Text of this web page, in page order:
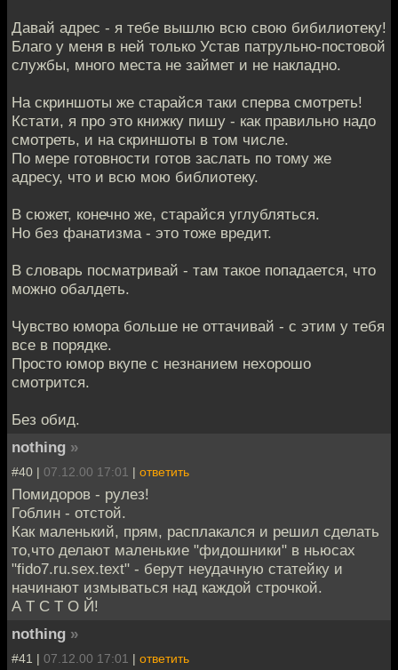
Давай адрес - я тебе вышлю всю свою бибилиотеку!
Благо у меня в ней только Устав патрульно-постовой
службы, много места не займет и не накладно.
На скриншоты же старайся таки сперва смотреть!
Кстати, я про это книжку пишу - как правильно надо
смотреть, и на скриншоты в том числе.
По мере готовности готов заслать по тому же
адресу, что и всю мою библиотеку.
В сюжет, конечно же, старайся углубляться.
Но без фанатизма - это тоже вредит.
В словарь посматривай - там такое попадается, что
можно обалдеть.
Чувство юмора больше не оттачивай - с этим у тебя
все в порядке.
Просто юмор вкупе с незнанием нехорошо
смотрится.
Без обид.
nothing »
#40 | 07.12.00 17:01 | ответить
Помидоров - рулез!
Гоблин - отстой.
Как маленький, прям, расплакался и решил сделать
то,что делают маленькие "фидошники" в ньюсах
"fido7.ru.sex.text" - берут неудачную статейку и
начинают измываться над каждой строчкой.
А Т С Т О Й!
nothing »
#41 | 07.12.00 17:01 | ответить